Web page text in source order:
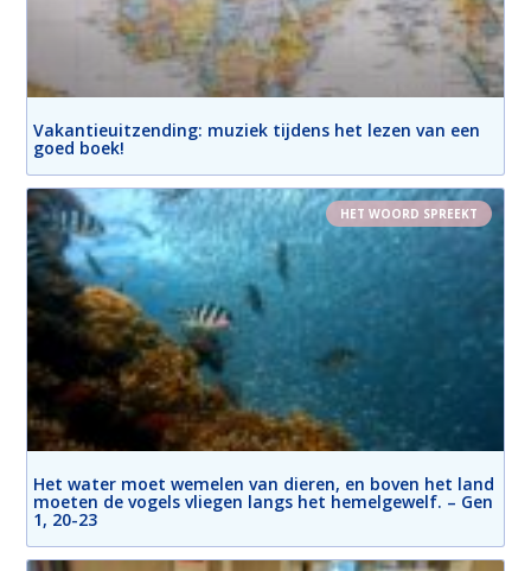
Vakantieuitzending: muziek tijdens het lezen van een
goed boek!
HET WOORD SPREEKT
Het water moet wemelen van dieren, en boven het land
moeten de vogels vliegen langs het hemelgewelf. – Gen
1, 20-23